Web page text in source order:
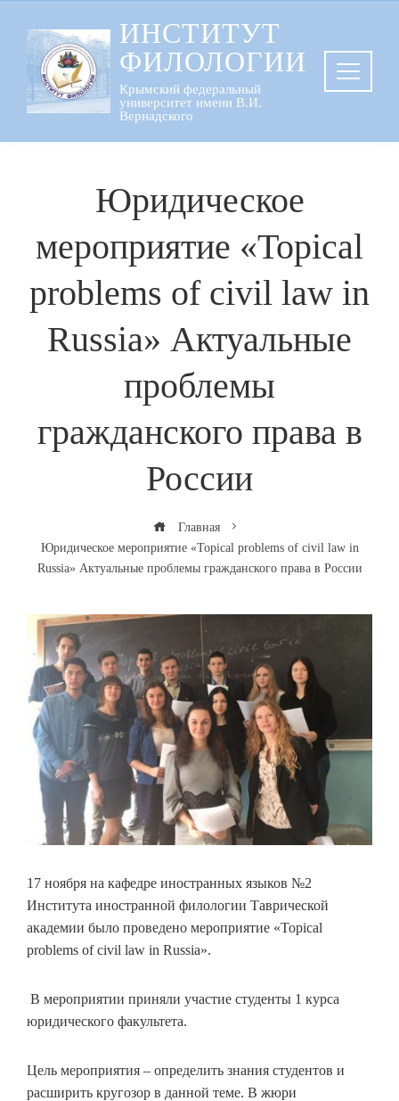
содержанию
ИНСТИТУТ
ФИЛОЛОГИИ
Крымский федеральный
университет имени В.И.
Вернадского
Юридическое
мероприятие «Topical
problems of civil law in
Russia» Актуальные
проблемы
гражданского права в
России
Главная
Юридическое мероприятие «Topical problems of civil law in
Russia» Актуальные проблемы гражданского права в России
17 ноября на кафедре иностранных языков №2
Института иностранной филологии Таврической
академии было проведено мероприятие «Topical
problems of civil law in Russia».
В мероприятии приняли участие студенты 1 курса
юридического факультета.
Цель мероприятия – определить знания студентов и
расширить кругозор в данной теме. В жюри